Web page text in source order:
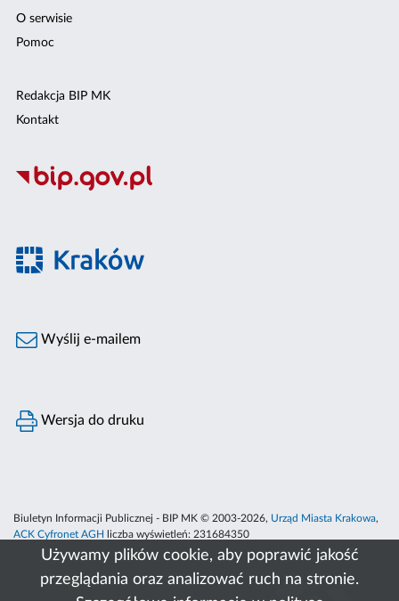
Używamy plików cookie, aby poprawić jakość
przeglądania oraz analizować ruch na stronie.
O serwisie
Pomoc
Redakcja BIP MK
Kontakt
Wyślij e-mailem
Wersja do druku
Biuletyn Informacji Publicznej - BIP MK © 2003-2026, Urząd Miasta Krakowa,
ACK Cyfronet AGH
liczba wyświetleń: 231684350